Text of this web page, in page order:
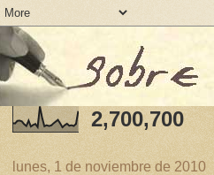
2,700,700
lunes, 1 de noviembre de 2010